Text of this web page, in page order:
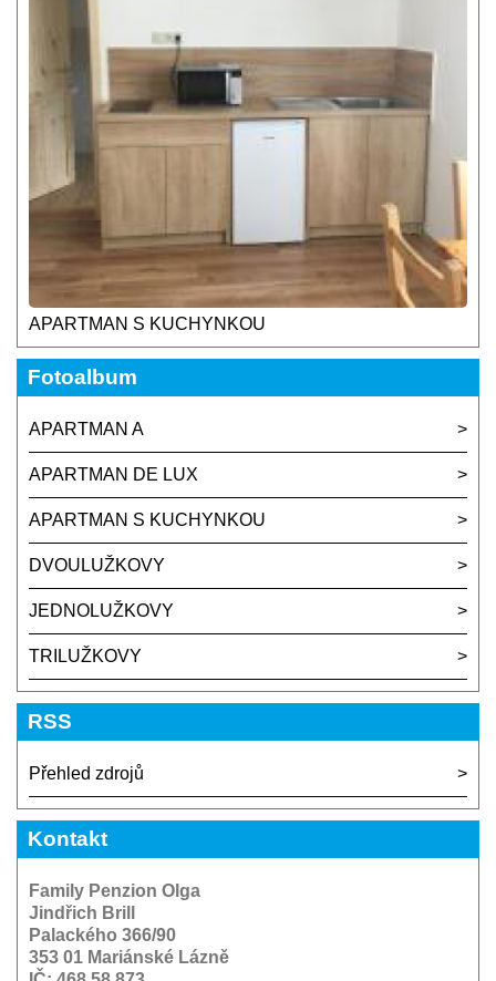
APARTMAN S KUCHYNKOU
Fotoalbum
APARTMAN A
APARTMAN DE LUX
APARTMAN S KUCHYNKOU
DVOULUŽKOVY
JEDNOLUŽKOVY
TRILUŽKOVY
RSS
Přehled zdrojů
Kontakt
Family Penzion Olga
Jindřich Brill
Palackého 366/90
353 01 Mariánské Lázně